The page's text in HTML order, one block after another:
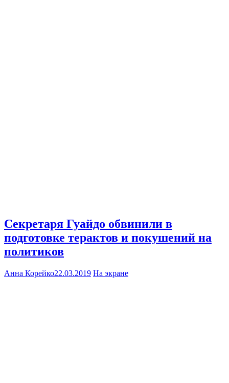
Секретаря Гуайдо обвинили в
подготовке терактов и покушений на
политиков
Анна Корейко22.03.2019 На экране